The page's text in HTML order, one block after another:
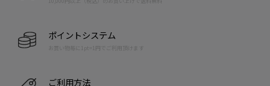
ポイントシステム
お買い物毎に1pt=1円でご利用頂けます
ご利用方法